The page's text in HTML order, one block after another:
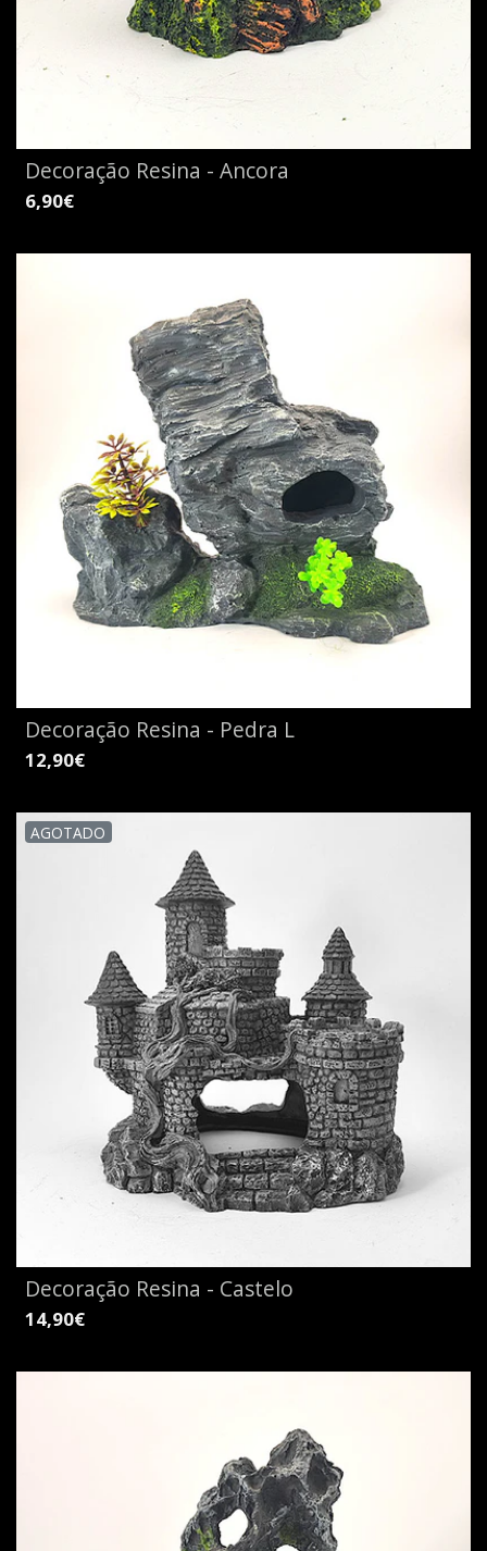
Decoração Resina - Ancora
6,90€
Decoração Resina - Pedra L
12,90€
AGOTADO
Decoração Resina - Castelo
14,90€